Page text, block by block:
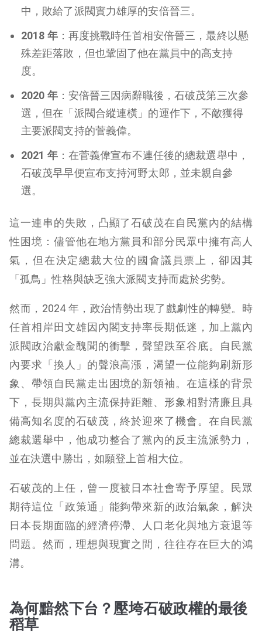
中，敗給了派閥實力雄厚的安倍晉三。
2018 年：再度挑戰時任首相安倍晉三，最終以懸
殊差距落敗，但也鞏固了他在黨員中的高支持
度。
2020 年：安倍晉三因病辭職後，石破茂第三次參
選，但在「派閥合縱連橫」的運作下，不敵獲得
主要派閥支持的菅義偉。
2021 年：在菅義偉宣布不連任後的總裁選舉中，
石破茂早早便宣布支持河野太郎，並未親自參
選。
這一連串的失敗，凸顯了石破茂在自民黨內的結構
性困境：儘管他在地方黨員和部分民眾中擁有高人
氣，但在決定總裁大位的國會議員票上，卻因其
「孤鳥」性格與缺乏強大派閥支持而處於劣勢。
然而，2024 年，政治情勢出現了戲劇性的轉變。時
任首相岸田文雄因內閣支持率長期低迷，加上黨內
派閥政治獻金醜聞的衝擊，聲望跌至谷底。自民黨
內要求「換人」的聲浪高漲，渴望一位能夠刷新形
象、帶領自民黨走出困境的新領袖。在這樣的背景
下，長期與黨內主流保持距離、形象相對清廉且具
備高知名度的石破茂，終於迎來了機會。在自民黨
總裁選舉中，他成功整合了黨內的反主流派勢力，
並在決選中勝出，如願登上首相大位。
石破茂的上任，曾一度被日本社會寄予厚望。民眾
期待這位「政策通」能夠帶來新的政治氣象，解決
日本長期面臨的經濟停滯、人口老化與地方衰退等
問題。然而，理想與現實之間，往往存在巨大的鴻
溝。
為何黯然下台？壓垮石破政權的最後
稻草